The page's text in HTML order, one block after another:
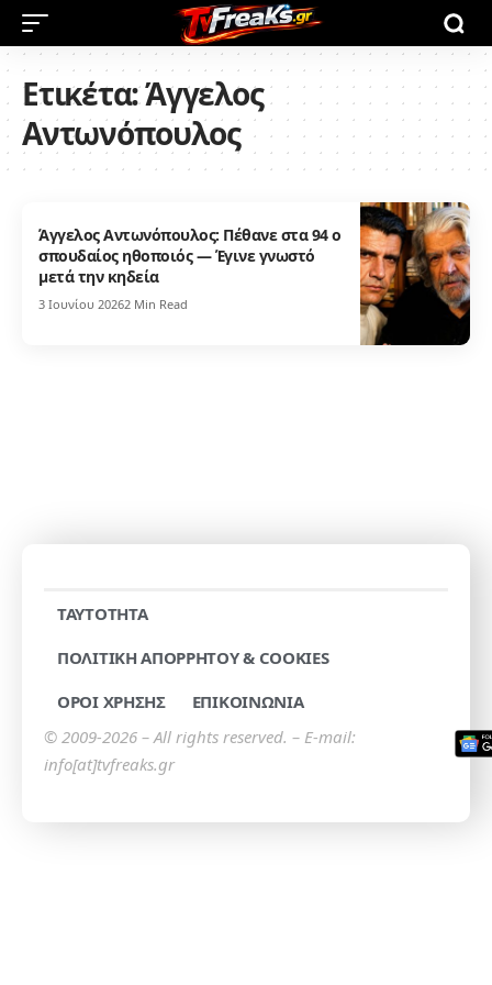
Ετικέτα:Άγγελος
Αντωνόπουλος
Άγγελος Αντωνόπουλος: Πέθανε στα 94 ο
σπουδαίος ηθοποιός — Έγινε γνωστό
μετά την κηδεία
3 Ιουνίου 20262 Min Read
TAYTOTHTA
ΠΟΛΙΤΙΚΗ ΑΠΟΡΡΗΤΟΥ & COOKIES
ΟΡΟΙ ΧΡΗΣΗΣ
ΕΠΙΚΟΙΝΩΝΙΑ
© 2009-2026 – All rights reserved. – E-mail:
info[at]tvfreaks.gr